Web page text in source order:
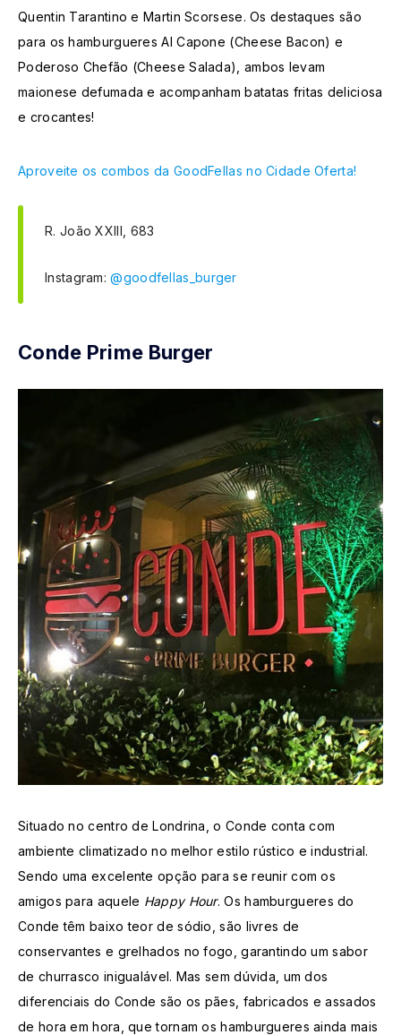
Quentin Tarantino e Martin Scorsese. Os destaques são
para os hamburgueres Al Capone (Cheese Bacon) e
Poderoso Chefão (Cheese Salada), ambos levam
maionese defumada e acompanham batatas fritas deliciosa
e crocantes!
Aproveite os combos da GoodFellas no Cidade Oferta!
R. João XXIII, 683
Instagram:@goodfellas_burger
Conde Prime Burger
Situado no centro de Londrina, o Conde conta com
ambiente climatizado no melhor estilo rústico e industrial.
Sendo uma excelente opção para se reunir com os
amigos para aquele Happy Hour. Os hamburgueres do
Conde têm baixo teor de sódio, são livres de
conservantes e grelhados no fogo, garantindo um sabor
de churrasco inigualável. Mas sem dúvida, um dos
diferenciais do Conde são os pães, fabricados e assados
de hora em hora, que tornam os hamburgueres ainda mais